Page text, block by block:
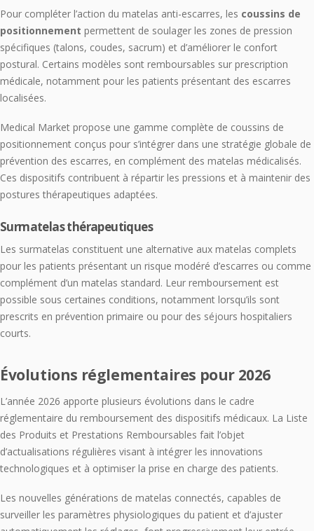
Pour compléter l’action du matelas anti-escarres, les coussins de
positionnement permettent de soulager les zones de pression
spécifiques (talons, coudes, sacrum) et d’améliorer le confort
postural. Certains modèles sont remboursables sur prescription
médicale, notamment pour les patients présentant des escarres
localisées.
Medical Market propose une gamme complète de coussins de
positionnement conçus pour s’intégrer dans une stratégie globale de
prévention des escarres, en complément des matelas médicalisés.
Ces dispositifs contribuent à répartir les pressions et à maintenir des
postures thérapeutiques adaptées.
Surmatelas thérapeutiques
Les surmatelas constituent une alternative aux matelas complets
pour les patients présentant un risque modéré d’escarres ou comme
complément d’un matelas standard. Leur remboursement est
possible sous certaines conditions, notamment lorsqu’ils sont
prescrits en prévention primaire ou pour des séjours hospitaliers
courts.
Évolutions réglementaires pour 2026
L’année 2026 apporte plusieurs évolutions dans le cadre
réglementaire du remboursement des dispositifs médicaux. La Liste
des Produits et Prestations Remboursables fait l’objet
d’actualisations régulières visant à intégrer les innovations
technologiques et à optimiser la prise en charge des patients.
Les nouvelles générations de matelas connectés, capables de
surveiller les paramètres physiologiques du patient et d’ajuster